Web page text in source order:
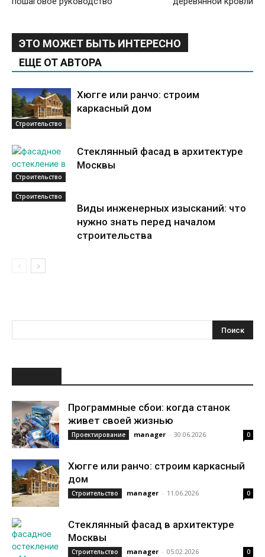
ЭТО МОЖЕТ БЫТЬ ИНТЕРЕСНО
ЕЩЕ ОТ АВТОРА
Строительство
Хюгге или ранчо: строим
каркасный дом
Строительство
Стеклянный фасад в архитектуре
Москвы
Строительство
Виды инженерных изысканий: что
нужно знать перед началом
строительства
Программные сбои: когда станок
живет своей жизнью
Проектирование manager - 30.06.2026 0
Хюгге или ранчо: строим каркасный
дом
Строительство manager - 11.06.2026 0
Стеклянный фасад в архитектуре
Москвы
Строительство manager - 05.02.2026 0